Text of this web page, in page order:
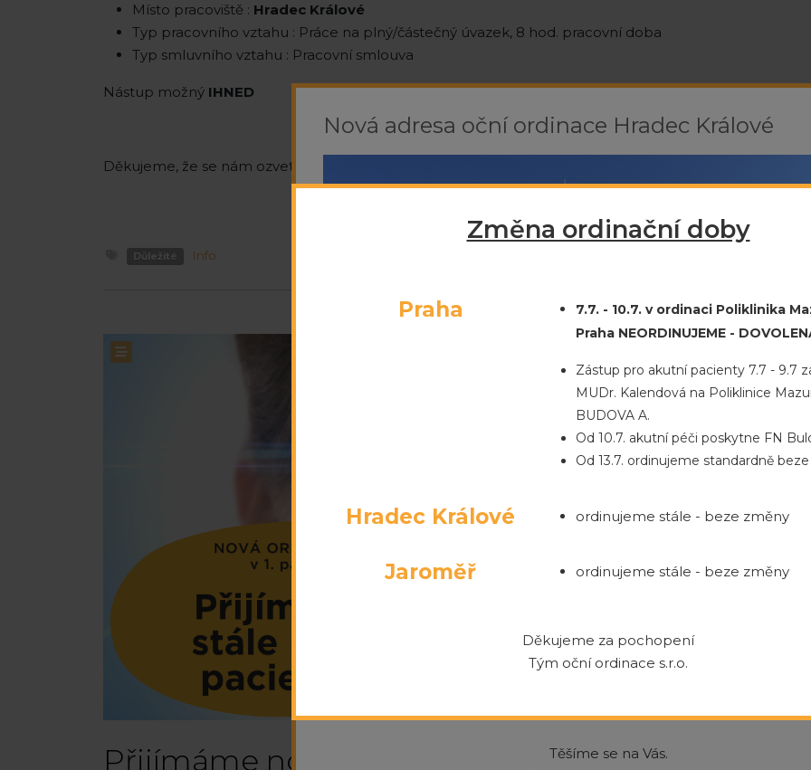
Místo pracoviště : Hradec Králové
Typ pracovního vztahu : Práce na plný/částečný úvazek, 8 hod. pracovní doba
Typ smluvního vztahu : Pracovní smlouva
Nástup možný IHNED
Děkujeme, že se nám ozvete na mob: 733 174 820, případně na emailu
Důležité Info
Přijímáme nové pacienty Zrušení
Nová adresa oční ordinace Hradec Králové
Oční ordinace a oční optika na Poliklinice 1, Jeronýmova 750/1
náměstí) byla kompletně přesunuta do zcela nových a
Těšíme se na Vás.
Změna ordinační doby
Praha
7.7. - 10.7. v ordinaci Poliklinika
Praha NEORDINUJEME -
Zástup pro akutní pacienty 7.7 - 9.7
MUDr. Kalendová na Poliklinice
BUDOVA A.
Od 10.7. akutní péči poskytne FN
Od 13.7. ordinujeme standardně
Hradec Králové ordinujeme stále - beze změny
Jaroměř ordinujeme stále - beze změny
Děkujeme za pochopení
Tým oční ordinace s.r.o.